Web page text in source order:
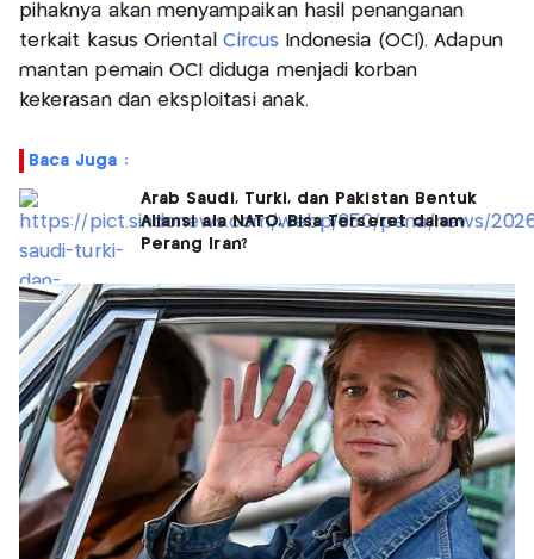
pihaknya akan menyampaikan hasil penanganan
terkait kasus OrientalCircus Indonesia (OCI). Adapun
mantan pemain OCI diduga menjadi korban
kekerasan dan eksploitasi anak.
Baca Juga :
Arab Saudi, Turki, dan Pakistan Bentuk
Aliansi ala NATO, Bisa Terseret dalam
Perang Iran?